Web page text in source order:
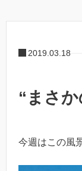
2019.03.18
“まさ
今週はこの風